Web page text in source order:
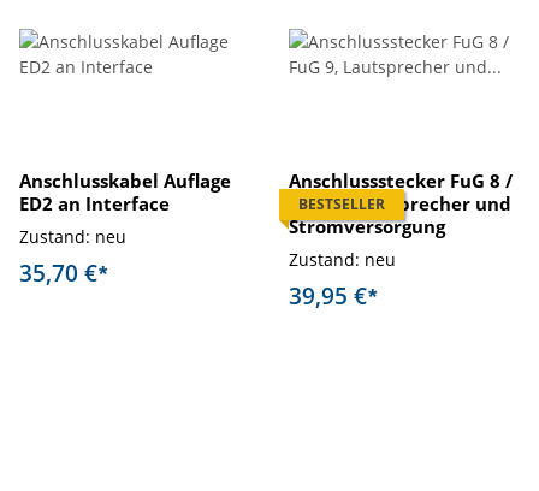
Anschlusskabel Auflage
ED2 an Interface
Zustand: neu
35,70 €*
BESTSELLER
Anschlussstecker FuG 8 /
FuG 9, Lautsprecher und
Stromversorgung
Zustand: neu
39,95 €*